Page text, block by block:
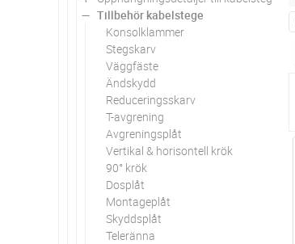
Tillbehör kabelstege
Konsolklammer
Stegskarv
Väggfäste
Ändskydd
Reduceringsskarv
T-avgrening
Avgreningsplåt
Vertikal & horisontell krök
90° krök
Dosplåt
Montageplåt
Skyddsplåt
Teleränna